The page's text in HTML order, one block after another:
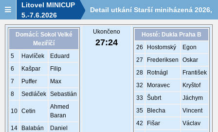
Litovel MINICUP
5.-7.6.2026
Detail utkání Starší miniházená 2026,
S217, 6.6. 14:00
Domácí: Sokol Velké
Meziříčí
5
Havlíček
Eduard
6
Kašpar
Filip
7
Puffer
Max
8
Sedláček Sebastián
10 Cetin
Ahmed
Baran
14
Balabán
Daniel
Ukončeno
27:24
Hosté: Dukla Praha B
26
Hostomský
Egon
27
Frederiksen
Oskar
28
Rotnágl
František
32
Moravec
Kryštof
33
Šubrt
Jáchym
35
Blecha
Vincent
42
Fišar
Václav